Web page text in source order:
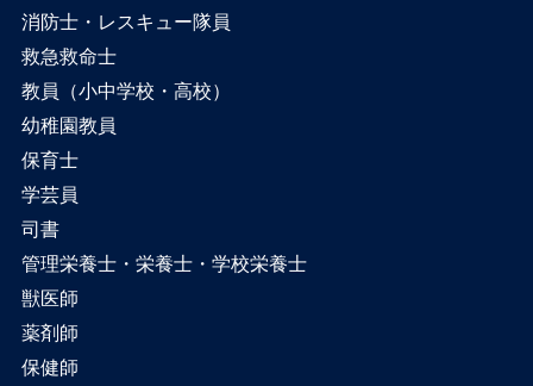
消防士・レスキュー隊員
救急救命士
教員（小中学校・高校）
幼稚園教員
保育士
学芸員
司書
管理栄養士・栄養士・学校栄養士
獣医師
薬剤師
保健師